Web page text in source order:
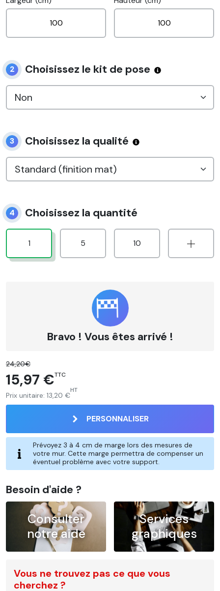
2 Choisissez le kit de pose
3 Choisissez la qualité
4 Choisissez la quantité
1 5 10
Bravo ! Vous êtes arrivé !
24,20€
15,97 €TTC
Prix unitaire: 13,20 €
HT
PERSONNALISER
Prévoyez 3 à 4 cm de marge lors des mesures de
votre mur. Cette marge permettra de compenser un
éventuel problème avec votre support.
Besoin d'aide ?
Consulter
notre aide
Services
graphiques
Vous ne trouvez pas ce que vous
cherchez ?